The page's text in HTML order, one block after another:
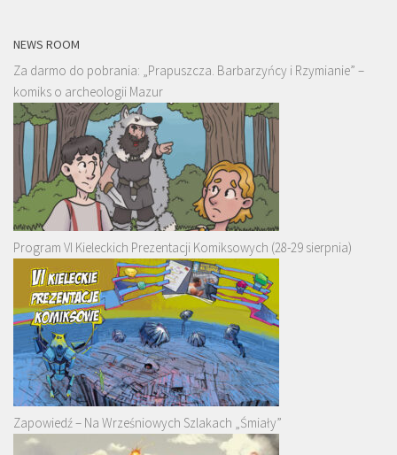
NEWS ROOM
Za darmo do pobrania: „Prapuszcza. Barbarzyńcy i Rzymianie” –
komiks o archeologii Mazur
Program VI Kieleckich Prezentacji Komiksowych (28-29 sierpnia)
Zapowiedź – Na Wrześniowych Szlakach „Śmiały”